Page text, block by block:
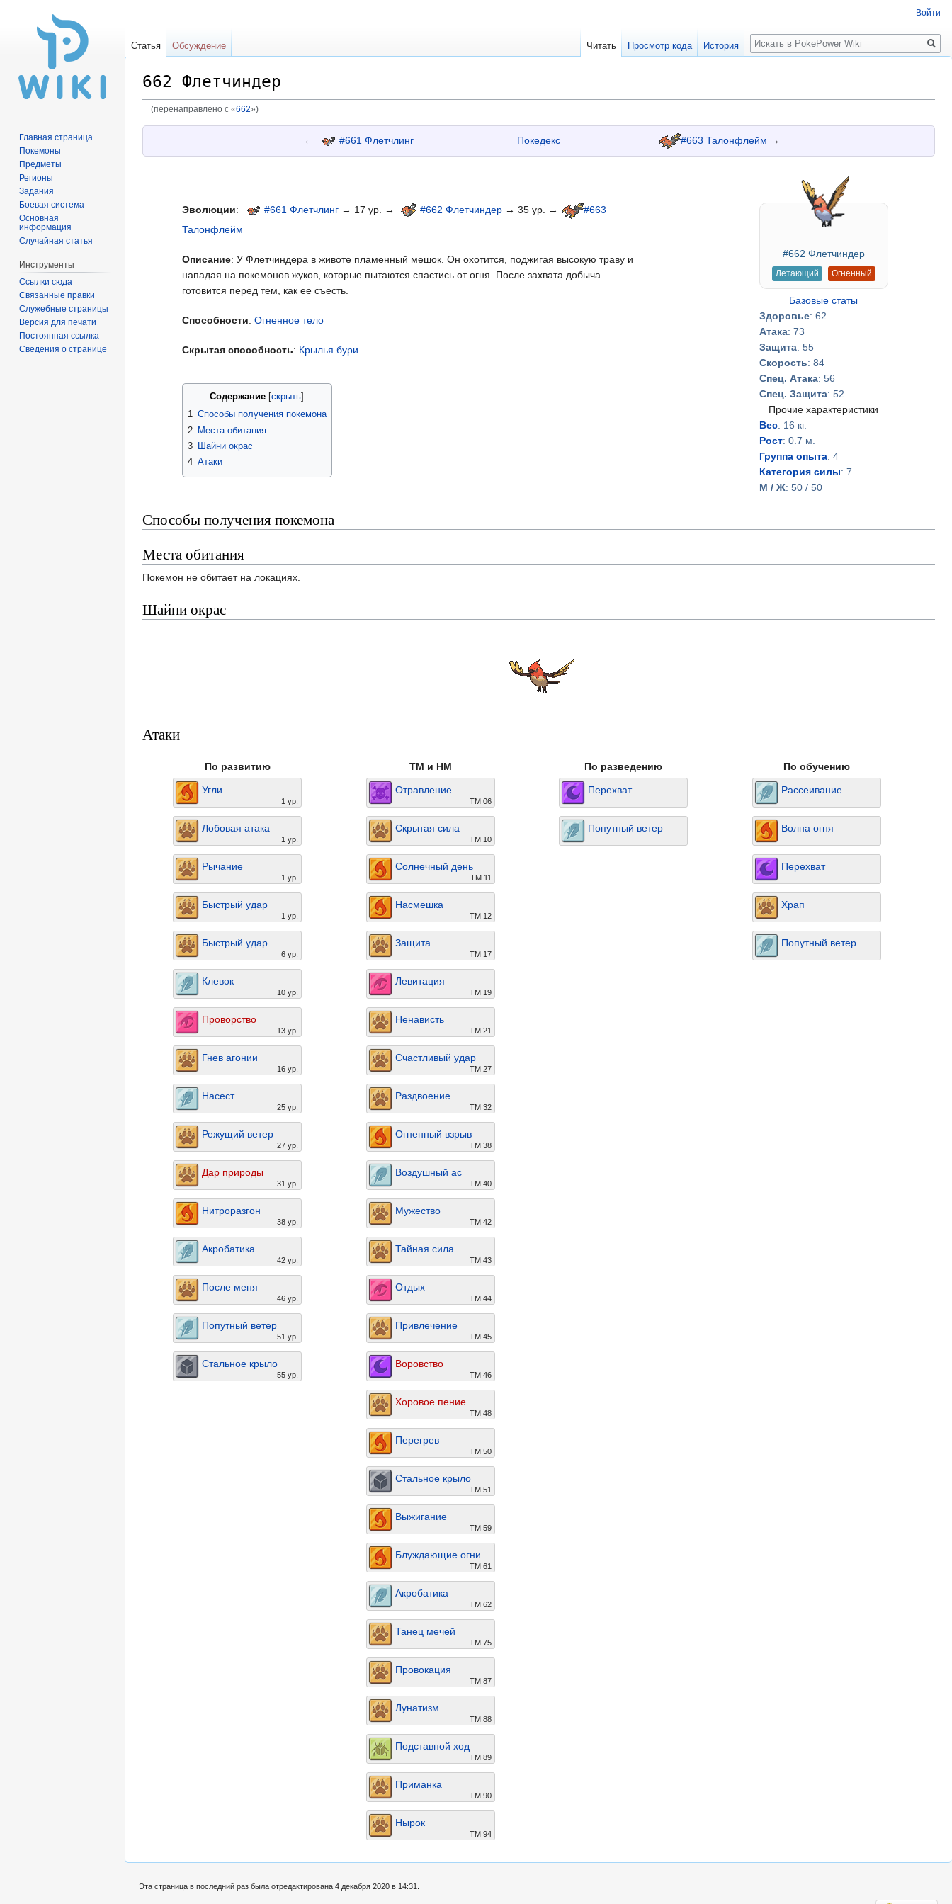
662 Флетчиндер
(перенаправлено с «662»)
← #661 Флетчлинг Покедекс #663 Талонфлейм →
#662 Флетчиндер
Летающий Огненный
Базовые статы
Здоровье: 62
Атака: 73
Защита: 55
Скорость: 84
Спец. Атака: 56
Спец. Защита: 52
Прочие характеристики
Вес: 16 кг.
Рост: 0.7 м.
Группа опыта: 4
Категория силы: 7
М / Ж: 50 / 50
Эволюции: #661 Флетчлинг→ 17 ур. → #662 Флетчиндер→ 35 ур. →
#663
Талонфлейм
Описание: У Флетчиндера в животе пламенный мешок. Он охотится, поджигая высокую траву и
нападая на покемонов жуков, которые пытаются спастись от огня. После захвата добыча
готовится перед тем, как ее съесть.
Способности: Огненное тело
Скрытая способность: Крылья бури
Содержание
1 Способы получения покемона
2 Места обитания
3
Шайни окрас
4 Атаки
Способы получения покемона
Места обитания
Покемон не обитает на локациях.
Шайни окрас
Атаки
По развитию
Угли
1 ур.
Лобовая атака
1 ур.
Рычание
1 ур.
Быстрый удар
1 ур.
Быстрый удар
6 ур.
Клевок
10 ур.
Проворство
13 ур.
Гнев агонии
16 ур.
Насест
25 ур.
Режущий ветер
27 ур.
Дар природы
31 ур.
Нитроразгон
38 ур.
Акробатика
42 ур.
После меня
46 ур.
Попутный ветер
51 ур.
Стальное крыло
55 ур.
TM и HM
Отравление
TM 06
Скрытая сила
ТМ 10
Солнечный день
ТМ 11
Насмешка
ТМ 12
Защита
ТМ 17
Левитация
ТМ 19
Ненависть
ТМ 21
Счастливый удар
ТМ 27
Раздвоение
ТМ 32
Огненный взрыв
ТМ 38
Воздушный ас
ТМ 40
Мужество
ТМ 42
Тайная сила
ТМ 43
Отдых
ТМ 44
Привлечение
ТМ 45
Воровство
ТМ 46
Хоровое пение
ТМ 48
Перегрев
ТМ 50
Стальное крыло
ТМ 51
Выжигание
ТМ 59
Блуждающие огни
ТМ 61
Акробатика
ТМ 62
Танец мечей
ТМ 75
Провокация
ТМ 87
Лунатизм
ТМ 88
Подставной ход
ТМ 89
Приманка
ТМ 90
Нырок
TM 94
По разведению
Перехват
Попутный ветер
По обучению
Рассеивание
Волна огня
Перехват
Храп
Попутный ветер
Войти
Статья Обсуждение Читать Просмотр кода История
Поиск
Главная страница
Покемоны
Предметы
Регионы
Задания
Боевая система
Основная
информация
Случайная статья
Инструменты
Ссылки сюда
Связанные правки
Служебные страницы
Версия для печати
Постоянная ссылка
Сведения о странице
Эта страница в последний раз была отредактирована 4 декабря 2020 в 14:31.